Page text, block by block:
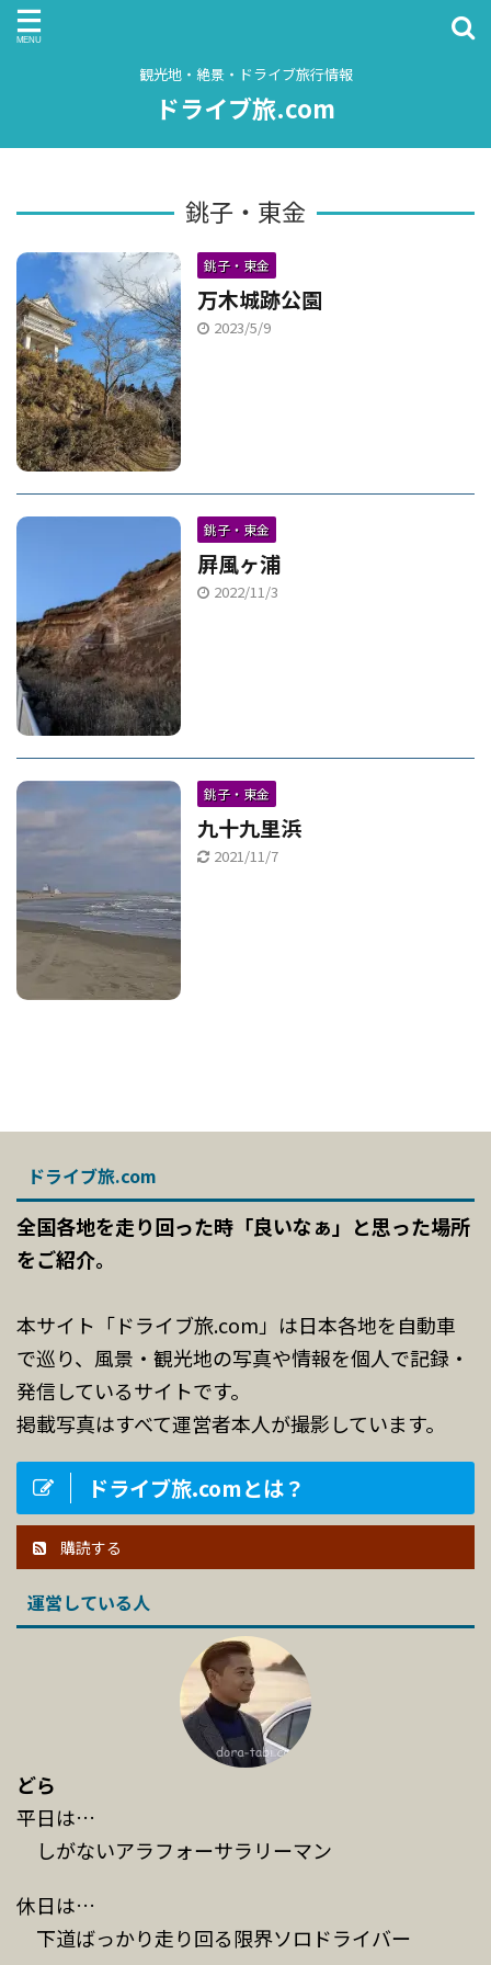
観光地・絶景・ドライブ旅行情報
ドライブ旅.com
銚子・東金
銚子・東金
万木城跡公園
2023/5/9
銚子・東金
屛風ヶ浦
2022/11/3
銚子・東金
九十九里浜
2021/11/7
ドライブ旅.com
全国各地を走り回った時「良いなぁ」と思った場所
をご紹介。
本サイト「ドライブ旅.com」は日本各地を自動車
で巡り、風景・観光地の写真や情報を個人で記録・
発信しているサイトです。
掲載写真はすべて運営者本人が撮影しています。
ドライブ旅.comとは？
購読する
運営している人
どら
平日は…
しがないアラフォーサラリーマン
休日は…
下道ばっかり走り回る限界ソロドライバー